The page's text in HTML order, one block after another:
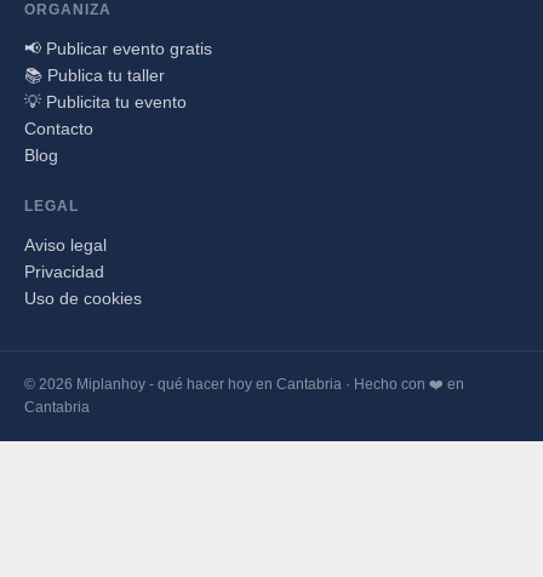
ORGANIZA
📢 Publicar evento gratis
📚 Publica tu taller
💡 Publicita tu evento
Contacto
Blog
LEGAL
Aviso legal
Privacidad
Uso de cookies
© 2026 Miplanhoy - qué hacer hoy en Cantabria · Hecho con ❤️ en
Cantabria